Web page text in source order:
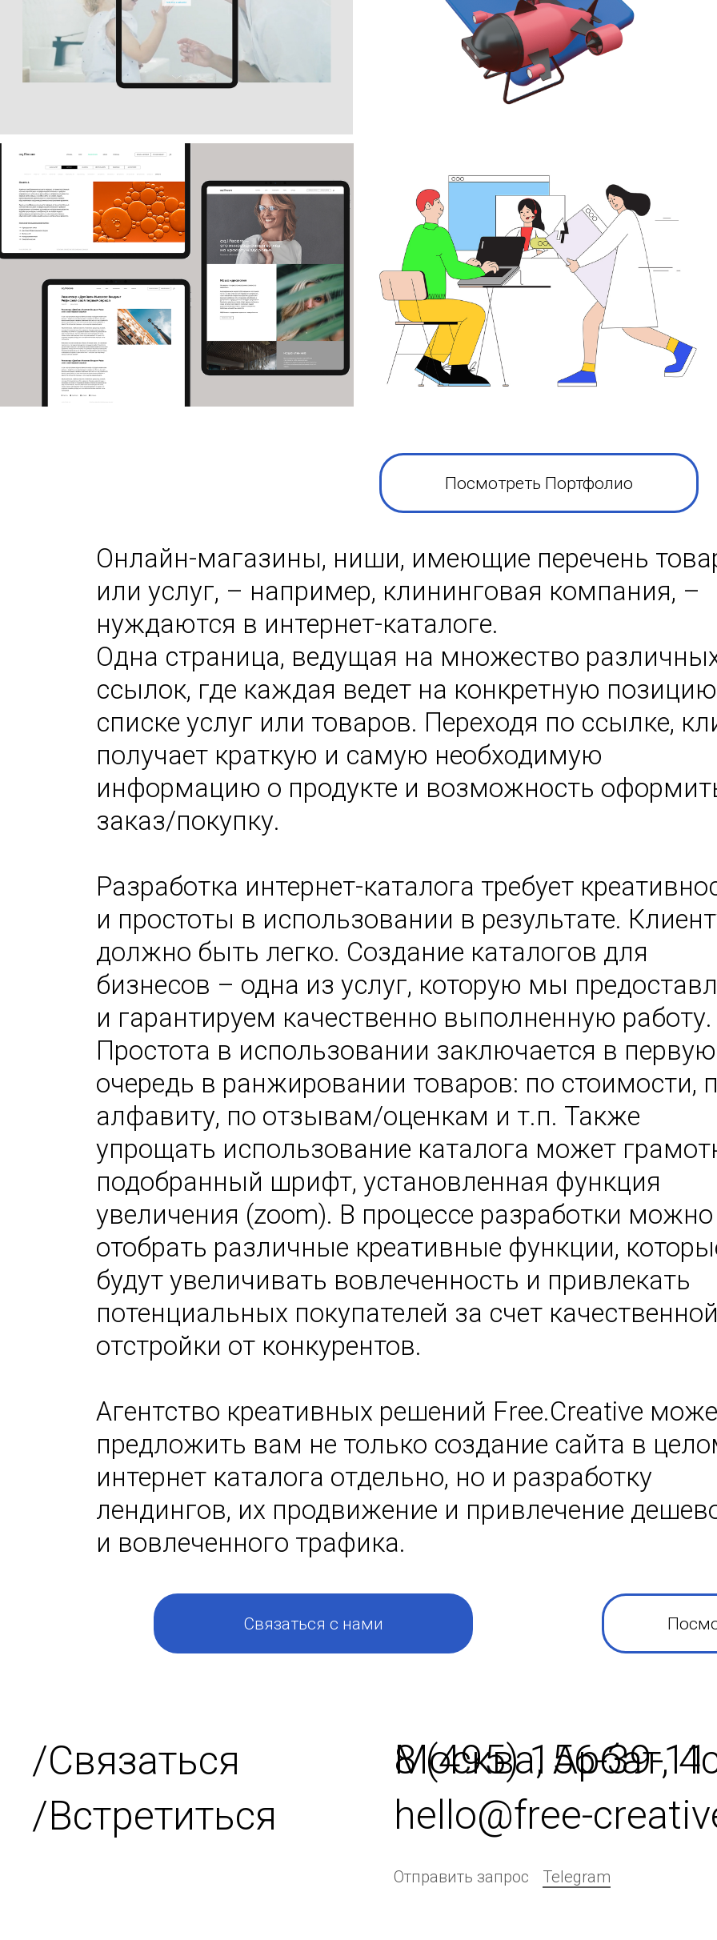
Посмотреть Портфолио
Онлайн-магазины, ниши, имеющие перечень
или услуг, – например, клининговая компания, –
нуждаются в интернет-каталоге.
Одна страница, ведущая на множество
ссылок, где каждая ведет на конкретную
списке услуг или товаров. Переходя по ссылке,
получает краткую и самую необходимую
информацию о продукте и возможность
заказ/покупку.
Разработка интернет-каталога требует
и простоты в использовании в результате.
должно быть легко. Создание каталогов для
бизнесов – одна из услуг, которую мы
и гарантируем качественно выполненную работу.
Простота в использовании заключается в первую
очередь в ранжировании товаров: по стоимости,
алфавиту, по отзывам/оценкам и т.п. Также
упрощать использование каталога может
подобранный шрифт, установленная функция
увеличения (zoom). В процессе разработки можно
отобрать различные креативные функции,
будут увеличивать вовлеченность и привлекать
потенциальных покупателей за счет качественной
отстройки от конкурентов.
Агентство креативных решений Free.Creative
предложить вам не только создание сайта в
интернет каталога отдельно, но и разработку
лендингов, их продвижение и привлечение
и вовлеченного трафика.
Связаться с нами
8 (495) 156-39-11
hello@free-
Отправить запрос
Москва, Арбат,
/Связаться
/Встретиться
Telegram